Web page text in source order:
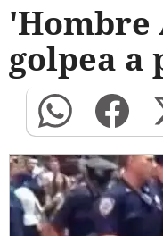
'Hombre
golpea a